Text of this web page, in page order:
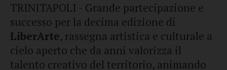
TRINITAPOLI - Grande partecipazione e
successo per la decima edizione di
LiberArte, rassegna artistica e culturale a
cielo aperto che da anni valorizza il
talento creativo del territorio, animando